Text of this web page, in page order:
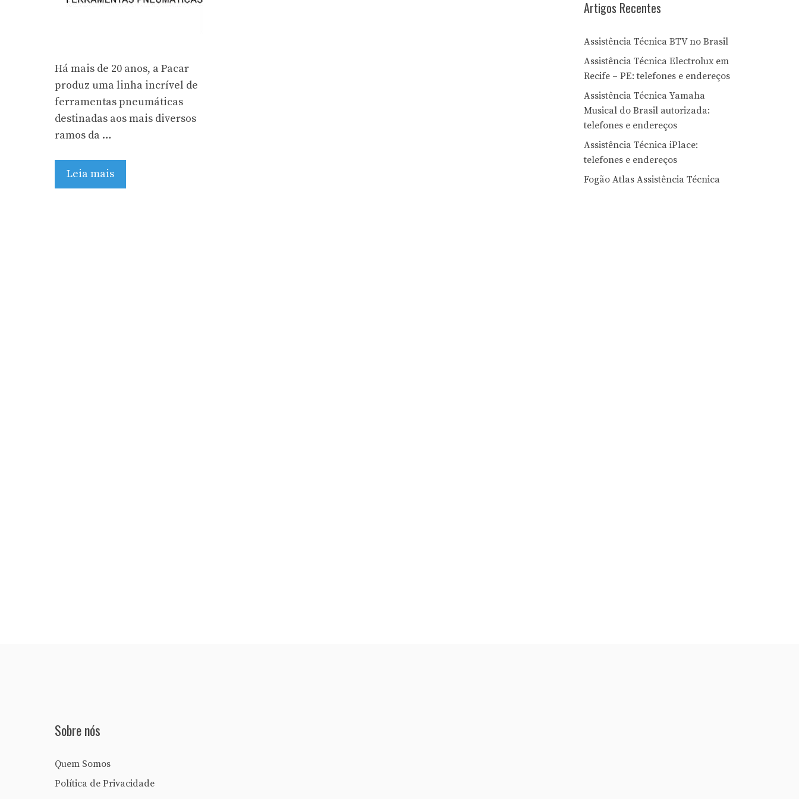
Há mais de 20 anos, a Pacar
produz uma linha incrível de
ferramentas pneumáticas
destinadas aos mais diversos
ramos da …
Leia mais
Artigos Recentes
Assistência Técnica BTV no Brasil
Assistência Técnica Electrolux em
Recife – PE: telefones e endereços
Assistência Técnica Yamaha
Musical do Brasil autorizada:
telefones e endereços
Assistência Técnica iPlace:
telefones e endereços
Fogão Atlas Assistência Técnica
Sobre nós
Quem Somos
Política de Privacidade